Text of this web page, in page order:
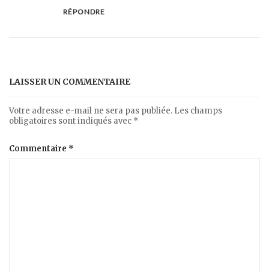
RÉPONDRE
LAISSER UN COMMENTAIRE
Votre adresse e-mail ne sera pas publiée. Les champs
obligatoires sont indiqués avec *
Commentaire *